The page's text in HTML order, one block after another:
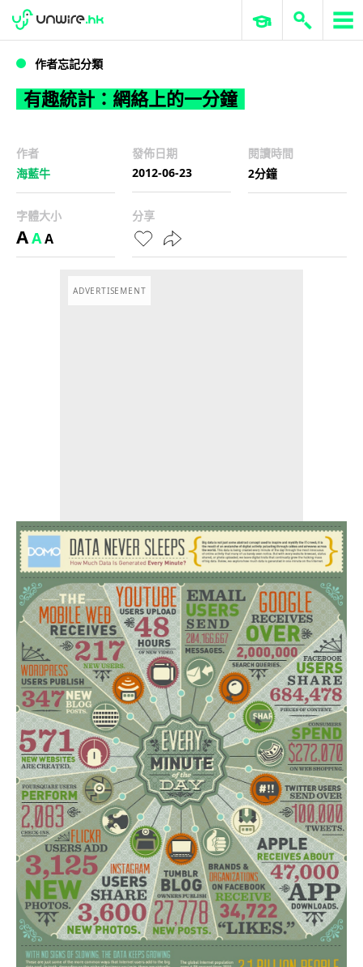
有趣統計：網絡上的一分鐘
WWDC 2026 ERP 與商業 AI
作者忘記分類
有趣統計：網絡上的一分鐘
作者
海藍牛
發佈日期
2012-06-23
閱讀時間
2分鐘
字體大小
AAA
分享
ADVERTISEMENT